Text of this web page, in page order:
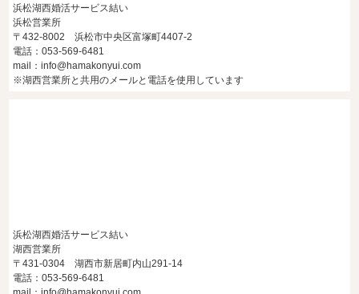
浜松湖西婚活サービス結い
浜松営業所
〒432-8002 浜松市中央区富塚町4407-2
電話：053-569-6481
mail：info@hamakonyui.com
※湖西営業所と共用のメールと電話を使用しています
浜松湖西婚活サービス結い
湖西営業所
〒431-0304 湖西市新居町内山291-14
電話：053-569-6481